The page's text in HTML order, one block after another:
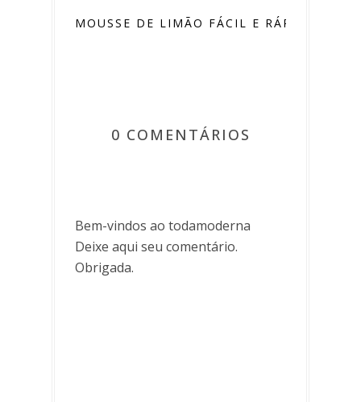
MOUSSE DE LIMÃO FÁCIL E RÁPIDA
0 COMENTÁRIOS
Bem-vindos ao todamoderna
Deixe aqui seu comentário.
Obrigada.